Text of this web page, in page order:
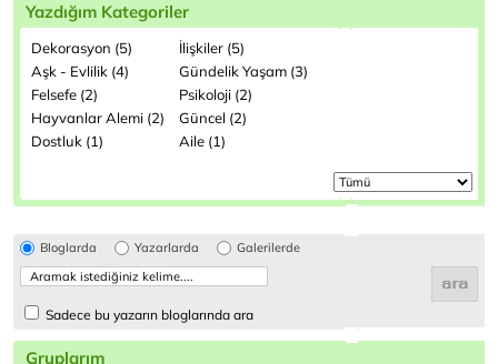
Yazdığım Kategoriler
Dekorasyon (5)
İlişkiler (5)
Aşk - Evlilik (4)
Gündelik Yaşam (3)
Felsefe (2)
Psikoloji (2)
Hayvanlar Alemi (2)
Güncel (2)
Dostluk (1)
Aile (1)
Bloglarda Yazarlarda Galerilerde
Sadece bu yazarın bloglarında ara
Gruplarım